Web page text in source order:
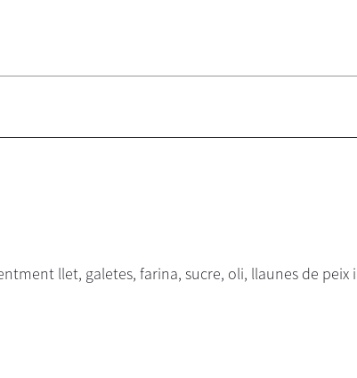
llet, galetes, farina, sucre, oli, llaunes de peix